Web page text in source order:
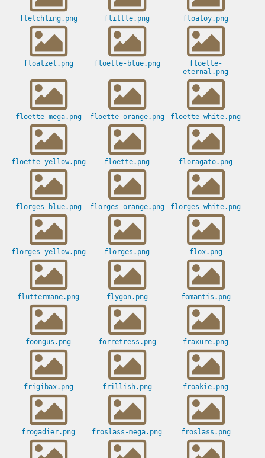
fletchling.png flittle.png floatoy.png
floatzel.png floette-blue.png
floette-
eternal.png
floette-mega.png floette-orange.png floette-white.png
floette-yellow.png floette.png floragato.png
florges-blue.png florges-orange.png florges-white.png
florges-yellow.png florges.png flox.png
fluttermane.png flygon.png fomantis.png
foongus.png forretress.png fraxure.png
frigibax.png frillish.png froakie.png
frogadier.png froslass-mega.png froslass.png